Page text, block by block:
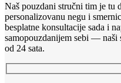
Naš pouzdani stručni tim je tu
personalizovanu negu i
besplatne konsultacije sada i
samopouzdanijem sebi — naši
od 24 sata.